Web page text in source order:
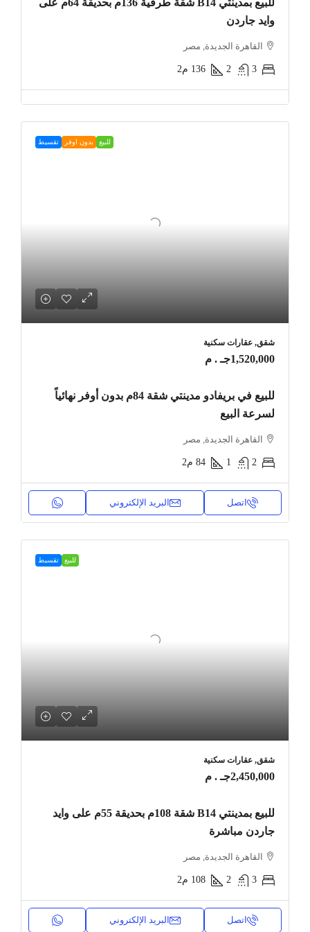
للبيع بمدينتي B14 شقة طرفية 136م بحديقة 64م على
وايد جاردن
القاهرة الجديدة, مصر
3
2
136 م2
للبيع بدون اوفر تقسيط
شقق, عقارات سكنية
1,520,000جـ . م
للبيع في بريفادو مدينتي شقة 84م بدون أوفر نهائياً
لسرعة البيع
القاهرة الجديدة, مصر
2
1
84 م2
اتصل البريد الإلكتروني
للبيع تقسيط
شقق, عقارات سكنية
2,450,000جـ . م
للبيع بمدينتي B14 شقة 108م بحديقة 55م على وايد
جاردن مباشرة
القاهرة الجديدة, مصر
3
2
108 م2
اتصل البريد الإلكتروني